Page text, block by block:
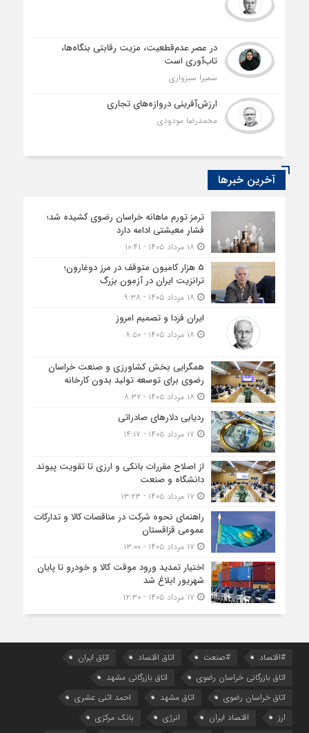
در عصر عدم‌قطعیت، مزیت رقابتی بنگاه‌ها،
تاب‌آوری است
سمیرا سبزواری
ارزش‌آفرینی دروازه‌های تجاری
محمدرضا مودودی
آخرین خبرها
ترمز تورم ماهانه خراسان رضوی کشیده شد؛
فشار معیشتی ادامه دارد
5 هزار کامیون متوقف در مرز دوغارون؛
ترانزیت ایران در آزمون بزرگ
ایران فردا و تصمیم امروز
همگرایی بخش کشاورزی و صنعت خراسان
رضوی برای توسعه تولید بدون کارخانه
ردیابی دلارهای صادراتی
از اصلاح مقررات بانکی و ارزی تا تقویت پیوند
دانشگاه و صنعت
راهنمای نحوه شرکت در مناقصات کالا و تدارکات
عمومی قزاقستان
اختیار تمدید ورود موقت کالا و خودرو تا پایان
شهریور ابلاغ شد
#اقتصاد #صنعت اتاق اقتصاد
اتاق ایران
اتاق بازرگانی خراسان رضوی
اتاق بازرگانی مشهد
اتاق خراسان رضوی
اتاق مشهد
احمد اثنی عشری
ارز
اقتصاد ایران انرژی
بانک مرکزی